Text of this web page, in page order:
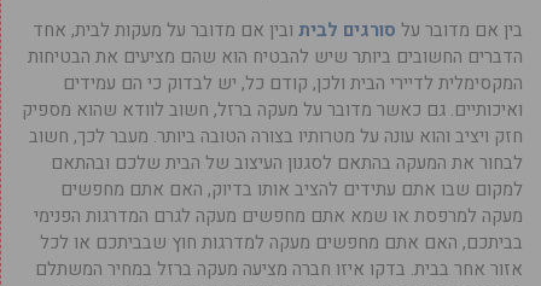
בין אם מדובר על סורגים לבית ובין אם מדובר על מעקות לבית, אחד
הדברים החשובים ביותר שיש להבטיח הוא שהם מציעים את הבטיחות
המקסימלית לדיירי הבית ולכן, קודם כל, יש לבדוק כי הם עמידים
ואיכותיים. גם כאשר מדובר על מעקה ברזל, חשוב לוודא שהוא מספיק
חזק ויציב והוא עונה על מטרותיו בצורה הטובה ביותר. מעבר לכך, חשוב
לבחור את המעקה בהתאם לסגנון העיצוב של הבית שלכם ובהתאם
למקום שבו אתם עתידים להציב אותו בדיוק, האם אתם מחפשים
מעקה למרפסת או שמא אתם מחפשים מעקה לגרם המדרגות הפנימי
בביתכם, האם אתם מחפשים מעקה למדרגות חוץ שבביתכם או לכל
אזור אחר בבית. בדקו איזו חברה מציעה מעקה ברזל במחיר המשתלם